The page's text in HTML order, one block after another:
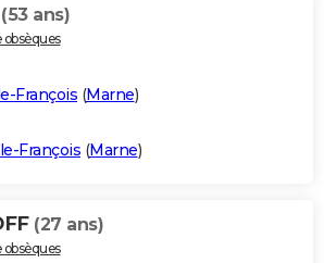
(53 ans)
François (Marne)
François (Marne)
(27 ans)